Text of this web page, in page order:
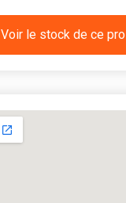
Voir le stock de ce pro